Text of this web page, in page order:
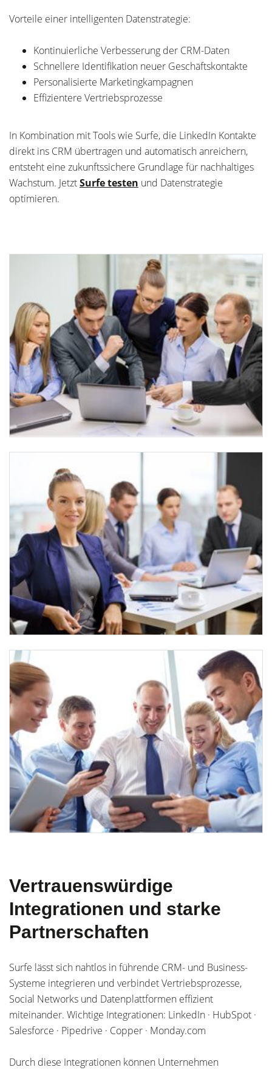
Vorteile einer intelligenten Datenstrategie:
Kontinuierliche Verbesserung der CRM-Daten
Schnellere Identifikation neuer Geschäftskontakte
Personalisierte Marketingkampagnen
Effizientere Vertriebsprozesse
In Kombination mit Tools wie Surfe, die LinkedIn Kontakte
direkt ins CRM übertragen und automatisch anreichern,
entsteht eine zukunftssichere Grundlage für nachhaltiges
Wachstum. JetztSurfe testen und Datenstrategie
optimieren.
Vertrauenswürdige
Integrationen und starke
Partnerschaften
Surfe lässt sich nahtlos in führende CRM- und Business-
Systeme integrieren und verbindet Vertriebsprozesse,
Social Networks und Datenplattformen effizient
miteinander. Wichtige Integrationen: LinkedIn · HubSpot ·
Salesforce · Pipedrive · Copper · Monday.com
Durch diese Integrationen können Unternehmen